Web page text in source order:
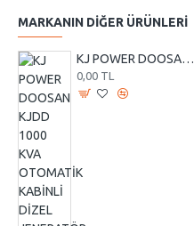
MARKANIN DIĞER ÜRÜNLERI
KJ POWER DOOSAN KJDD 1000 KVA OTOMATİK KABİNLİ DİZEL JENERATÖR
0,00 TL